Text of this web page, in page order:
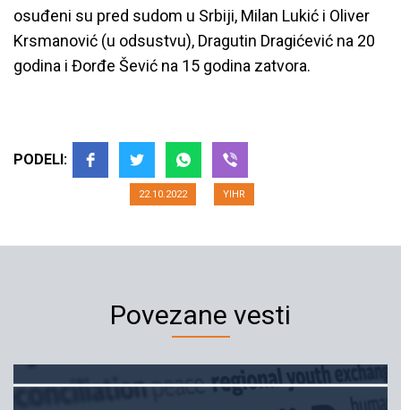
Komisija za nestale je odgovorna
Sjeverina
22.10.2022 YIHR
osuđeni su pred sudom u Srbiji, Milan Lukić i Oliver
Krsmanović (u odsustvu), Dragutin Dragićević na 20
godina i Đorđe Šević na 15 godina zatvora.
PODELI:
Povezane vesti